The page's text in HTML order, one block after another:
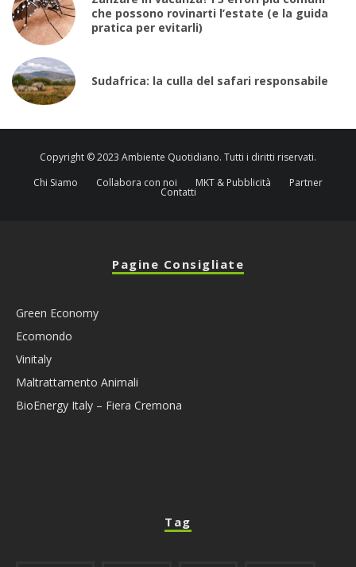
che possono rovinarti l’estate (e la guida
pratica per evitarli)
Sudafrica: la culla del safari responsabile
Copyright © 2023 Ambiente Quotidiano. Tutti i diritti riservati.
Chi Siamo
Collabora con noi MKT & Pubblicità Partner
Contatti
Pagine Consigliate
Green Economy
Ecomondo
Vinitaly
Maltrattamento Animali
BioEnergy Italy – Fiera Cremona
Tag